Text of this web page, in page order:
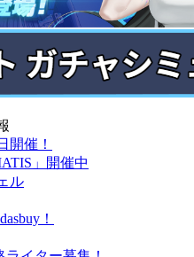
開催！
」開催中
ル
！